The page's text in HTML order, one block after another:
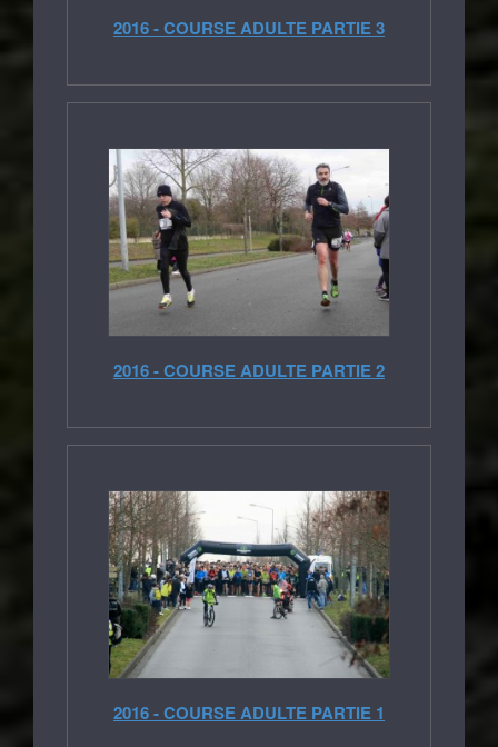
2016 - COURSE ADULTE PARTIE 3
2016 - COURSE ADULTE PARTIE 2
2016 - COURSE ADULTE PARTIE 1